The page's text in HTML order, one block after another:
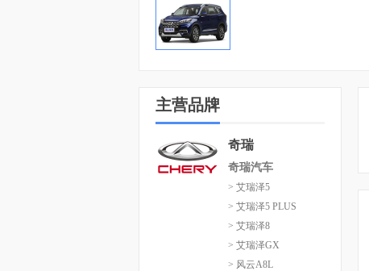
主营品牌
奇瑞
奇瑞汽车
> 艾瑞泽5
> 艾瑞泽5 PLUS
> 艾瑞泽8
> 艾瑞泽GX
> 风云A8L